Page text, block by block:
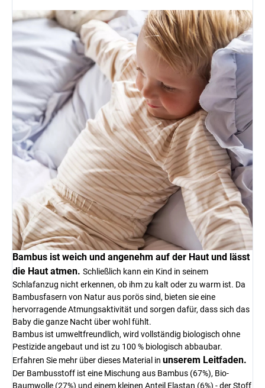
Bambus ist weich und angenehm auf der Haut und lässt
die Haut atmen. Schließlich kann ein Kind in seinem
Schlafanzug nicht erkennen, ob ihm zu kalt oder zu warm ist. Da
Bambusfasern von Natur aus porös sind, bieten sie eine
hervorragende Atmungsaktivität und sorgen dafür, dass sich das
Baby die ganze Nacht über wohl fühlt.
Bambus ist umweltfreundlich, wird vollständig biologisch ohne
Pestizide angebaut und ist zu 100 % biologisch abbaubar.
Erfahren Sie mehr über dieses Material in unserem Leitfaden.
Der Bambusstoff ist eine Mischung aus Bambus (67%), Bio-
Baumwolle (27%) und einem kleinen Anteil Elastan (6%) - der Stoff